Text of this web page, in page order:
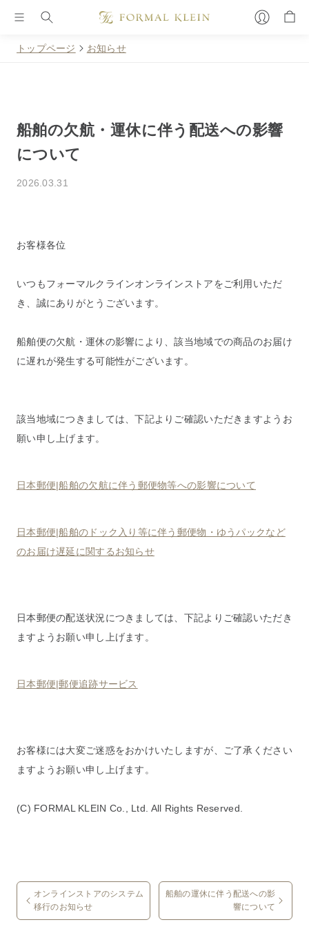
トップページ お知らせ
船舶の欠航・運休に伴う配送への影響
について
2026.03.31
お客様各位
いつもフォーマルクラインオンラインストアをご利用いただ
き、誠にありがとうございます。
船舶便の欠航・運休の影響により、該当地域での商品のお届け
に遅れが発生する可能性がございます。
該当地域につきましては、下記よりご確認いただきますようお
願い申し上げます。
日本郵便|船舶の欠航に伴う郵便物等への影響について
日本郵便|船舶のドック入り等に伴う郵便物・ゆうパックなど
のお届け遅延に関するお知らせ
日本郵便の配送状況につきましては、下記よりご確認いただき
ますようお願い申し上げます。
日本郵便|郵便追跡サービス
お客様には大変ご迷惑をおかけいたしますが、ご了承ください
ますようお願い申し上げます。
(C) FORMAL KLEIN Co., Ltd. All Rights Reserved.
オンラインストアのシステム
移行のお知らせ
船舶の運休に伴う配送への影
響について